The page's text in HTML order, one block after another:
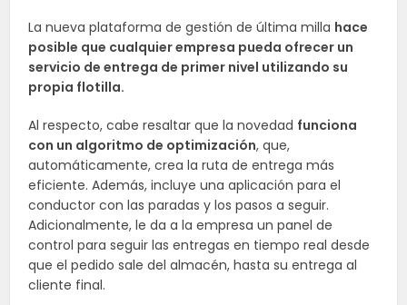
La nueva plataforma de gestión de última milla hace
posible que cualquier empresa pueda ofrecer un
servicio de entrega de primer nivel utilizando su
propia flotilla.
Al respecto, cabe resaltar que la novedad funciona
con un algoritmo de optimización, que,
automáticamente, crea la ruta de entrega más
eficiente. Además, incluye una aplicación para el
conductor con las paradas y los pasos a seguir.
Adicionalmente, le da a la empresa un panel de
control para seguir las entregas en tiempo real desde
que el pedido sale del almacén, hasta su entrega al
cliente final.